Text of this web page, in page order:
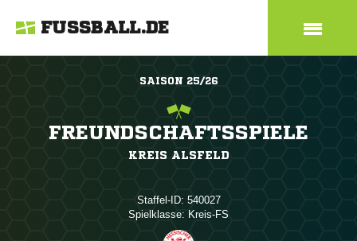
FUSSBALL.DE
SAISON 25/26
FREUNDSCHAFTSSPIELE
KREIS ALSFELD
Staffel-ID: 540027
Spielklasse: Kreis-FS